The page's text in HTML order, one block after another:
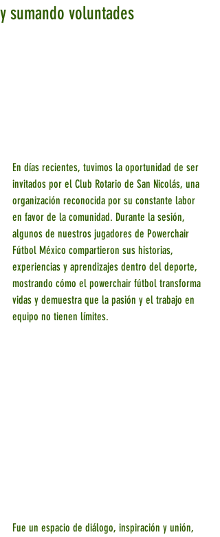
y sumando voluntades
En días recientes, tuvimos la oportunidad de ser
invitados por el Club Rotario de San Nicolás, una
organización reconocida por su constante labor
en favor de la comunidad. Durante la sesión,
algunos de nuestros jugadores de Powerchair
Fútbol México compartieron sus historias,
experiencias y aprendizajes dentro del deporte,
mostrando cómo el powerchair fútbol transforma
vidas y demuestra que la pasión y el trabajo en
equipo no tienen límites.
Fue un espacio de diálogo, inspiración y unión,